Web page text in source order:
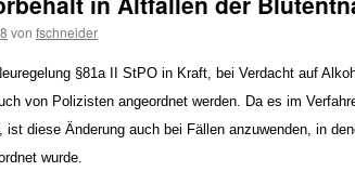
von fschneider
§81a II StPO in Kraft, bei Verdacht auf
von Polizisten angeordnet werden. Da es im
ist diese Änderung auch bei Fällen anzuwenden, in
wurde.